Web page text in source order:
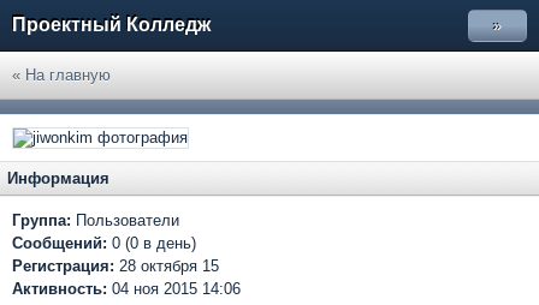
Проектный Колледж »
« На главную
Информация
Группа: Пользователи
Сообщений: 0 (0 в день)
Регистрация: 28 октября 15
Активность: 04 ноя 2015 14:06